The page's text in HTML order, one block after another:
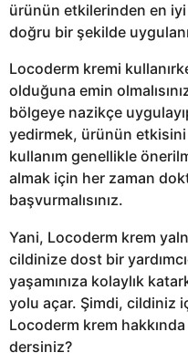
ürünün etkilerinden en
doğru bir şekilde
Locoderm kremi
olduğuna emin
bölgeye nazikçe
yedirmek, ürünün etkisini
kullanım genellikle
almak için her zaman
başvurmalısınız.
Yani, Locoderm krem
cildinize dost bir
yaşamınıza kolaylık
yolu açar. Şimdi, cildiniz
Locoderm krem
dersiniz?